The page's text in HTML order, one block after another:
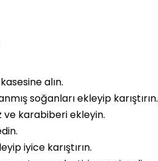
alın.
soğanları ekleyip karıştırın.
ve karabiberi ekleyin.
iyice karıştırın.